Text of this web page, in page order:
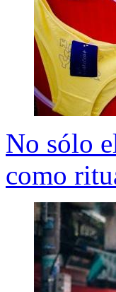
No sólo
como